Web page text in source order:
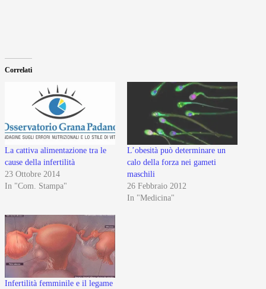
Correlati
La cattiva alimentazione tra le
cause della infertilità
23 Ottobre 2014
In "Com. Stampa"
L’obesità può determinare un
calo della forza nei gameti
maschili
26 Febbraio 2012
In "Medicina"
Infertilità femminile e il legame